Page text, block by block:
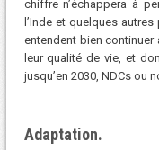
chiffre n’échappera à
l’Inde et quelques
entendent bien
leur qualité de vie, et
jusqu’en 2030, NDCs ou
Adaptation.